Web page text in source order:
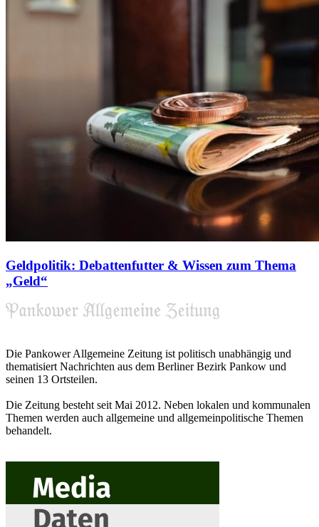
Geldpolitik: Debattenfutter & Wissen zum Thema
„Geld“
Die Pankower Allgemeine Zeitung ist politisch unabhängig und
thematisiert Nachrichten aus dem Berliner Bezirk Pankow und
seinen 13 Ortsteilen.
Die Zeitung besteht seit Mai 2012. Neben lokalen und kommunalen
Themen werden auch allgemeine und allgemeinpolitische Themen
behandelt.